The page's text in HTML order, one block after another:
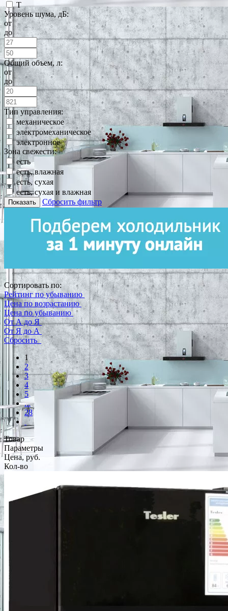
T
Уровень шума, дБ:
от
до
Общий объем, л:
от
до
Тип управления:
механическое
электромеханическое
электронное
Зона свежести:
есть
есть, влажная
есть, сухая
есть, сухая и влажная
Показать Сбросить фильтр
Сортировать по:
Рейтинг по убыванию
Цена по возрастанию
Цена по убыванию
От А до Я
От Я до А
Сбросить
1
2
3
4
5
...
28
Товар
Параметры
Цена, руб.
Кол-во